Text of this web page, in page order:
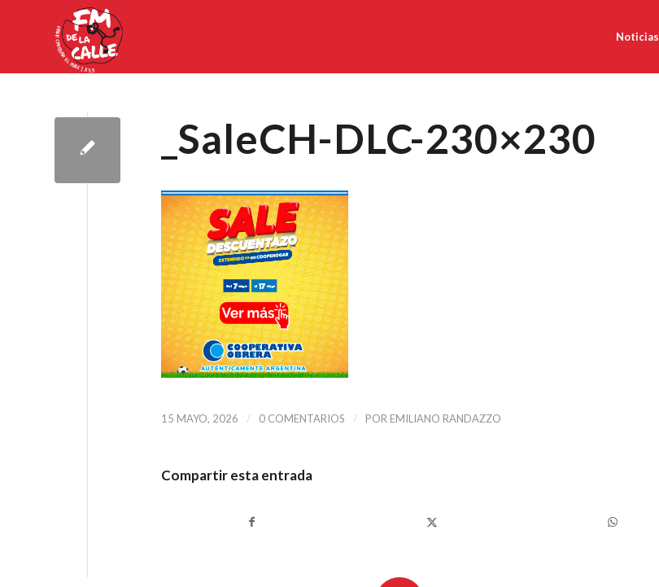
Noticias
_SaleCH-DLC-230×230
15 MAYO, 2026 / 0 COMENTARIOS / POR EMILIANO RANDAZZO
Compartir esta entrada